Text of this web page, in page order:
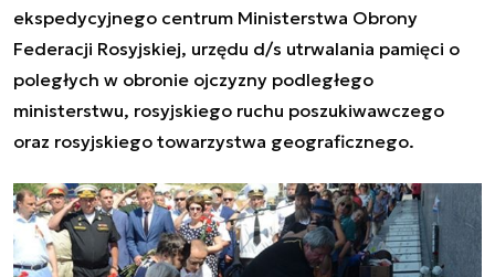
ekspedycyjnego centrum Ministerstwa Obrony
Federacji Rosyjskiej, urzędu d/s utrwalania pamięci o
poległych w obronie ojczyzny podległego
ministerstwu, rosyjskiego ruchu poszukiwawczego
oraz rosyjskiego towarzystwa geograficznego.